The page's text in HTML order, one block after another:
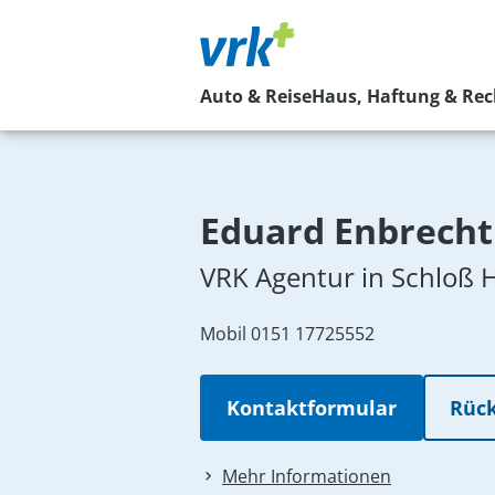
Auto & ReiseHaus, Haftung &
Eduard Enbrecht
VRK Agentur in Schloß
Mobil 0151 17725552
Kontaktformular
Mehr Informationen